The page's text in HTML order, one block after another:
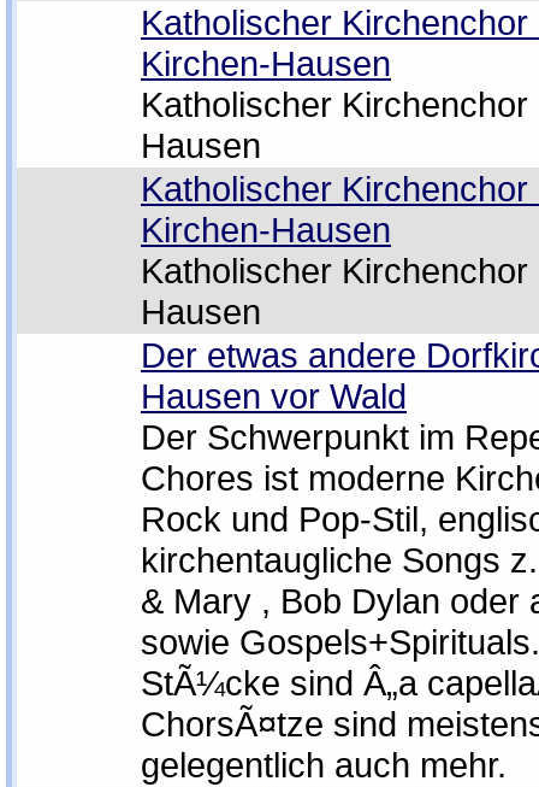
Katholischer Kirchenchor
Kirchen-Hausen
Katholischer
Hausen
Katholischer Kirchenchor
Kirchen-Hausen
Katholischer
Hausen
Der etwas andere
Hausen vor Wald
Der Schwerpunkt im
Chores ist moderne
Rock und Pop-Stil,
kirchentaugliche Songs
& Mary , Bob Dylan oder
sowie
StÃ¼cke sind Â„a
ChorsÃ¤tze sind
gelegentlich auch mehr.